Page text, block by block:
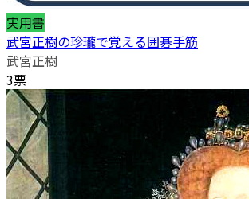
実用書
武宮正樹の珍瓏で覚える囲碁手筋
武宮正樹
3票